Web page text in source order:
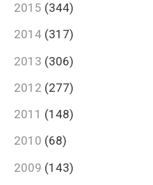
2015 (344)
2014 (317)
2013 (306)
2012 (277)
2011 (148)
2010 (68)
2009 (143)